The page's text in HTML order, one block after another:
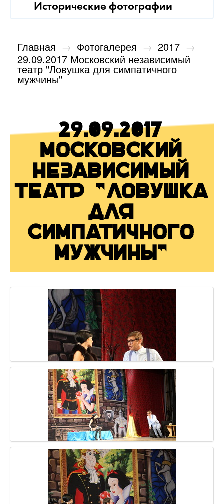
Исторические фотографии
Главная → Фотогалерея → 2017 →
29.09.2017 Московский независимый
театр "Ловушка для симпатичного
мужчины"
29.09.2017
Московский
независимый
театр "Ловушка
для
симпатичного
мужчины"